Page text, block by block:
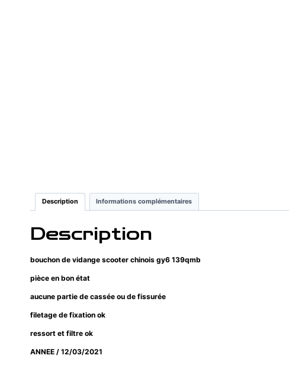
Description Informations complémentaires
Description
bouchon de vidange scooter chinois gy6 139qmb
pièce en bon état
aucune partie de cassée ou de fissurée
filetage de fixation ok
ressort et filtre ok
ANNEE / 12/03/2021